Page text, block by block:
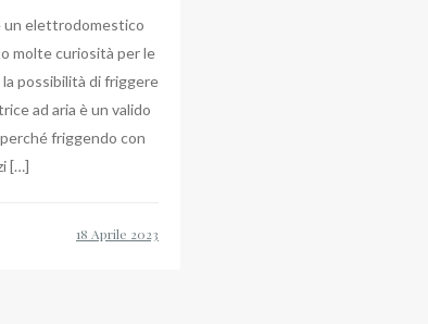
un elettrodomestico
molte curiosità per le
possibilità di friggere
ad aria è un valido
friggendo con
[…]